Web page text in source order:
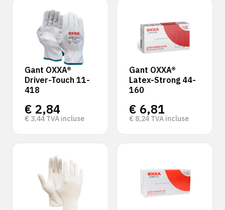
Gant OXXA®
Driver-Touch 11-
418
€ 2,84
€ 3,44 TVA incluse
Gant OXXA®
Latex-Strong 44-
160
€ 6,81
€ 8,24 TVA incluse